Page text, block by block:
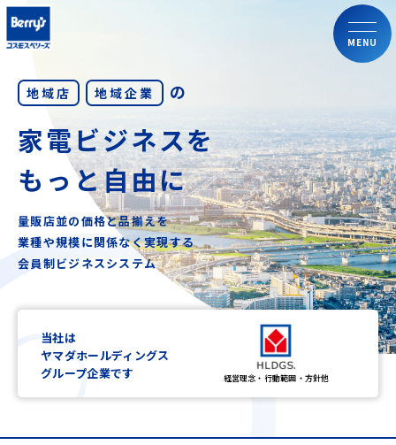
MENU
地域店 地域企業 の
家電ビジネスを
もっと自由に
量販店並の価格と品揃えを
業種や規模に関係なく実現する
会員制ビジネスシステム
当社は
ヤマダホールディングス
グループ企業です
経営理念・行動範囲・方針他